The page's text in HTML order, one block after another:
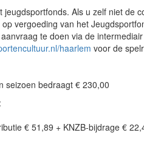
jeugdsportfonds. Als u zelf niet de
vergoeding van het
te doen via de
haarlem voor de
seizoen bedraagt € 230,00
€ 51,89 + KNZB-bijdrage €